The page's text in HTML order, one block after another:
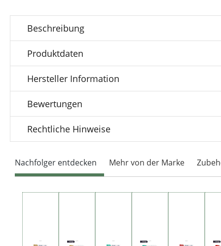
Beschreibung
Produktdaten
Hersteller Information
Bewertungen
Rechtliche Hinweise
Nachfolger entdecken Mehr von der Marke
Produktgalerie überspringen